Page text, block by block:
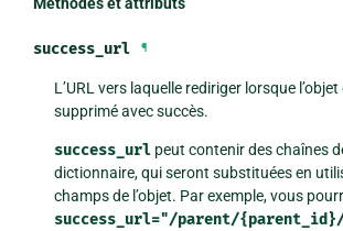
success_url ¶
L’URL vers laquelle rediriger lorsque
supprimé avec succès.
success_url peut contenir des chaînes
dictionnaire, qui seront substituées en
champs de l’objet. Par exemple, vous
success_url="/parent/